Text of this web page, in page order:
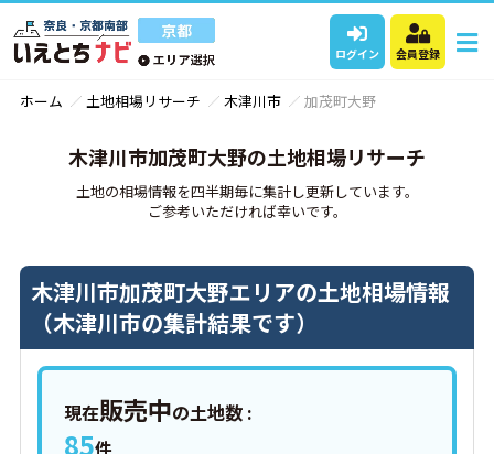
ログイン 会員登録
ホーム 土地相場リサーチ 木津川市 加茂町大野
木津川市加茂町大野の土地相場リサーチ
土地の相場情報を四半期毎に集計し更新しています。
ご参考いただければ幸いです。
木津川市加茂町大野エリアの土地相場情報
（木津川市の集計結果です）
現在販売中の土地数 :
85件